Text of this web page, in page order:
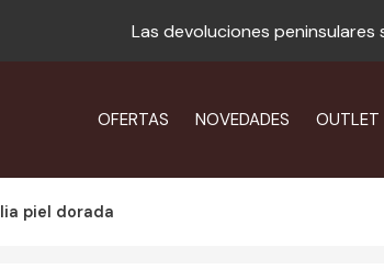
Las devoluciones
OFERTAS NOVEDADES OUTLET
piel dorada